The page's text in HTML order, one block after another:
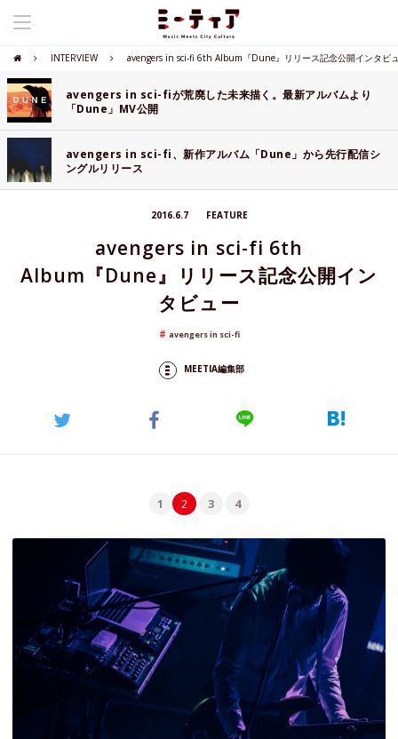
INTERVIEW avengers in sci-fi 6th Album『Dune』リリース記念公開インタビ
avengers in sci-fiが荒廃した未来描く。最新アルバムより
「Dune」MV公開
avengers in sci-fi、新作アルバム「Dune」から先行配信シ
ングルリリース
2016.6.7 FEATURE
avengers in sci-fi 6th
Album『Dune』リリース記念公開イン
タビュー
avengers in sci-fi
MEETIA編集部
1 2 3 4